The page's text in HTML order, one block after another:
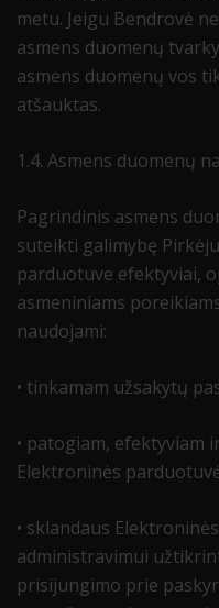
metu. Jeigu Bendrovė
asmens duomenų
asmens duomenų vos
atšauktas.
1.4. Asmens duomenų
Pagrindinis asmens
suteikti galimybę
parduotuve efektyviai,
asmeniniams
naudojami:
• tinkamam užsakytų
• patogiam, efektyviam
Elektroninės
• sklandaus
administravimui
prisijungimo prie